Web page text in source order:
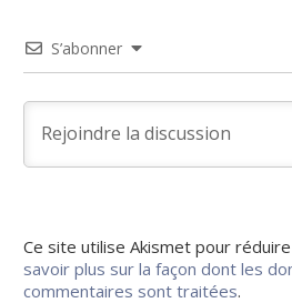
S’abonner
Ce site utilise Akismet pour
savoir plus sur la façon dont les
commentaires sont traitées.